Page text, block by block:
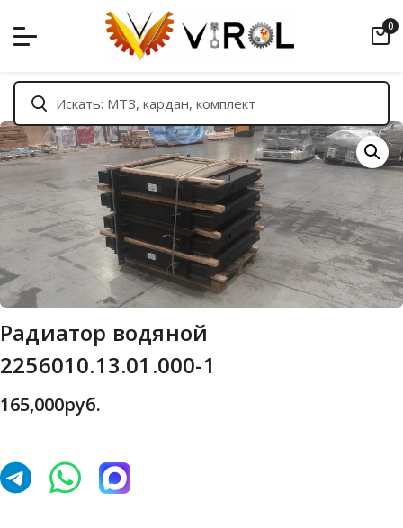
0
Радиатор водяной
2256010.13.01.000-1
165,000руб.